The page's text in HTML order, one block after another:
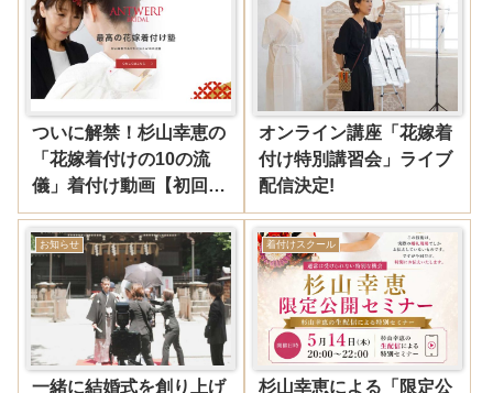
ついに解禁！杉山幸恵の
「花嫁着付けの10の流
儀」着付け動画【初回限
定価格】
オンライン講座「花嫁着
付け特別講習会」ライブ
配信決定!
お知らせ
一緒に結婚式を創り上げ
着付けスクール
杉山幸恵による「限定公